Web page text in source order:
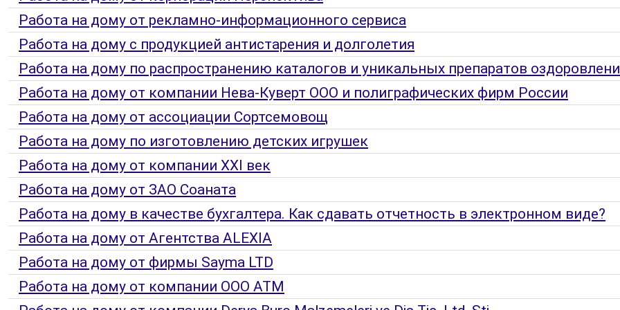
Работа на дому от рекламно-информационного сервиса
Работа на дому с продукцией антистарения и долголетия
Работа на дому по распространению каталогов и уникальных препаратов
Работа на дому от компании Нева-Куверт ООО и полиграфических фирм России
Работа на дому от ассоциации Сортсемовощ
Работа на дому по изготовлению детских игрушек
Работа на дому от компании XXI век
Работа на дому от ЗАО Соаната
Работа на дому в качестве бухгалтера. Как сдавать отчетность в электронном виде?
Работа на дому от Aгентства ALEXIA
Работа на дому от фирмы Sayma LTD
Работа на дому от компании ООО ATM